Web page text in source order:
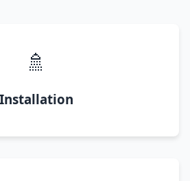
🚿
Installation